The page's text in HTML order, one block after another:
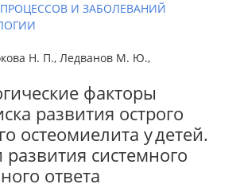
И ЗАБОЛЕВАНИЙ
Н. П., Ледванов М. Ю.,
факторы
развития острого
остеомиелита у детей.
системного
ответа